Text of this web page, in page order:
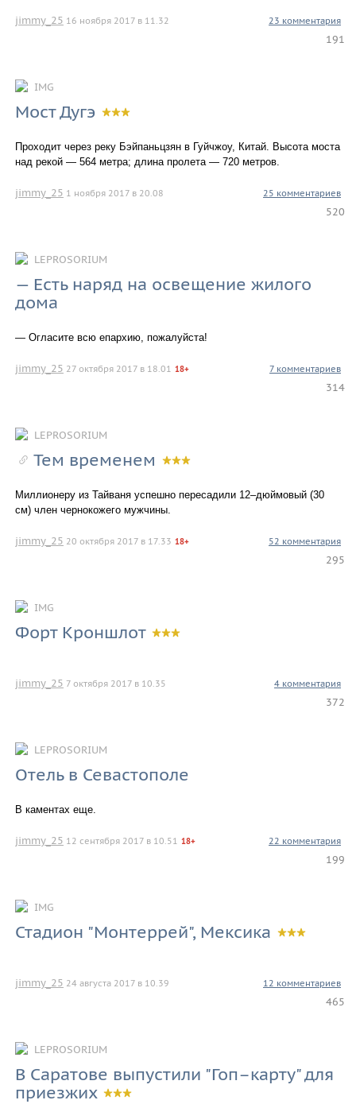
jimmy_25 16 ноября 2017 в 11.32 23 комментария
191
IMG
Мост Дугэ
Проходит через реку Бэйпаньцзян в Гуйчжоу, Китай. Высота моста
над рекой — 564 метра; длина пролета — 720 метров.
jimmy_25 1 ноября 2017 в 20.08 25 комментариев
520
LEPROSORIUM
— Есть наряд на освещение жилого
дома
— Огласите всю епархию, пожалуйста!
jimmy_25 27 октября 2017 в 18.01 18+ 7 комментариев
314
LEPROSORIUM
Тем временем
Миллионеру из Тайваня успешно пересадили 12–дюймовый (30
см) член чернокожего мужчины.
jimmy_25 20 октября 2017 в 17.33 18+ 52 комментария
295
IMG
Форт Кроншлот
jimmy_25 7 октября 2017 в 10.35 4 комментария
372
LEPROSORIUM
Отель в Севастополе
В каментах еще.
jimmy_25 12 сентября 2017 в 10.51 18+ 22 комментария
199
IMG
Стадион "Монтеррей", Мексика
jimmy_25 24 августа 2017 в 10.39 12 комментариев
465
LEPROSORIUM
В Саратове выпустили "Гоп–карту" для
приезжих